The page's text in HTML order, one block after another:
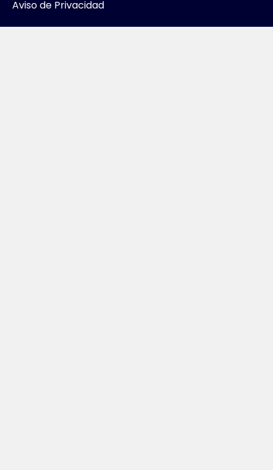
Aviso de Privacidad